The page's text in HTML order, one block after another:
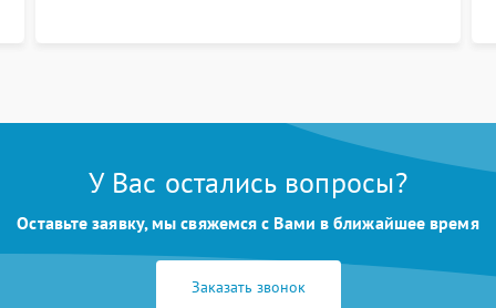
У Вас остались вопросы?
Оставьте заявку, мы свяжемся с Вами в ближайшее время
Заказать звонок